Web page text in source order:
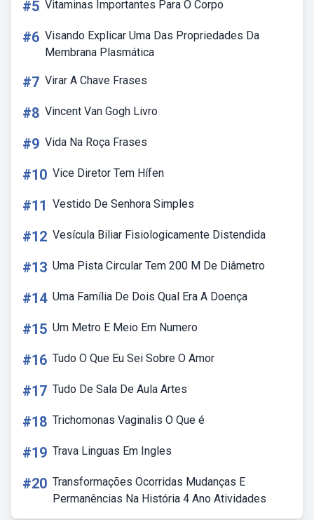
#5 Vitaminas Importantes Para O Corpo
#6 Visando Explicar Uma Das Propriedades Da
Membrana Plasmática
#7 Virar A Chave Frases
#8 Vincent Van Gogh Livro
#9 Vida Na Roça Frases
#10 Vice Diretor Tem Hífen
#11 Vestido De Senhora Simples
#12 Vesícula Biliar Fisiologicamente Distendida
#13 Uma Pista Circular Tem 200 M De Diâmetro
#14 Uma Família De Dois Qual Era A Doença
#15 Um Metro E Meio Em Numero
#16 Tudo O Que Eu Sei Sobre O Amor
#17 Tudo De Sala De Aula Artes
#18 Trichomonas Vaginalis O Que é
#19 Trava Linguas Em Ingles
#20 Transformações Ocorridas Mudanças E
Permanências Na História 4 Ano Atividades